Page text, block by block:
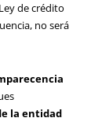
Ley de crédito
no será
la entidad